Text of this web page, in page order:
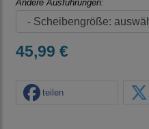
Andere Ausführungen:
45,99 €
teilen